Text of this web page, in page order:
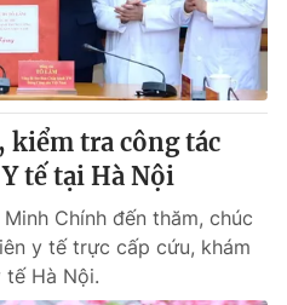
kiểm tra công tác
tế tại Hà Nội
Chính đến thăm, chúc
y tế trực cấp cứu, khám
Hà Nội.